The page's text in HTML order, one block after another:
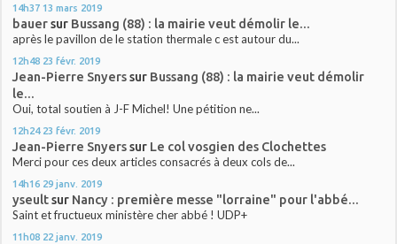
14h37 13 mars 2019
bauersur Bussang (88) : la mairie veut démolir le...
après le pavillon de le station thermale c est autour du...
12h48 23 févr. 2019
Jean-Pierre Snyerssur Bussang (88) : la mairie veut démolir
le...
Oui, total soutien à J-F Michel! Une pétition ne...
12h24 23 févr. 2019
Jean-Pierre Snyerssur Le col vosgien des Clochettes
Merci pour ces deux articles consacrés à deux cols de...
14h16 29 janv. 2019
yseultsur Nancy : première messe "lorraine" pour l'abbé...
Saint et fructueux ministère cher abbé ! UDP+
11h08 22 janv. 2019